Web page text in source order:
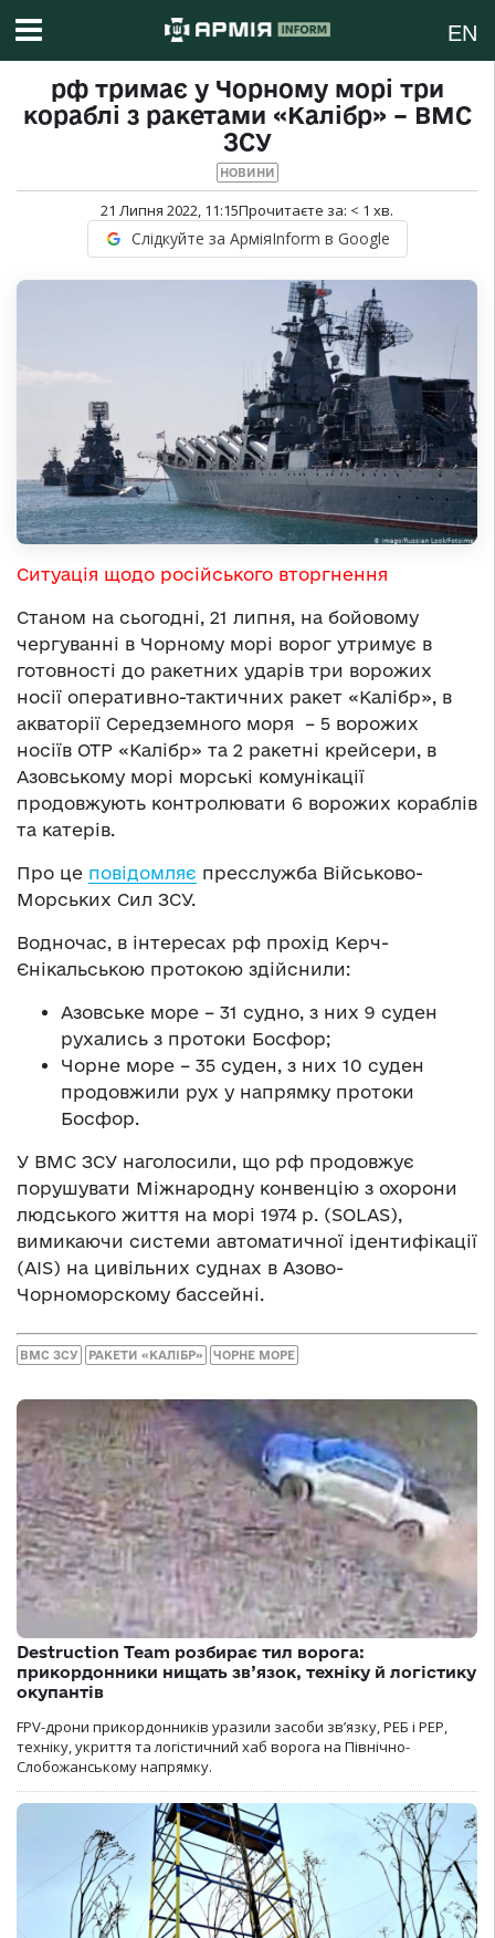
EN
рф тримає у Чорному морі три
кораблі з ракетами «Калібр» – ВМС
ЗСУ
НОВИНИ
21 Липня 2022, 11:15Прочитаєте за: < 1 хв.
Слідкуйте за АрміяInform в Google
Ситуація щодо російського вторгнення
Станом на сьогодні, 21 липня, на бойовому
чергуванні в Чорному морі ворог утримує в
готовності до ракетних ударів три ворожих
носії оперативно-тактичних ракет «Калібр», в
акваторії Середземного моря – 5 ворожих
носіїв ОТР «Калібр» та 2 ракетні крейсери, в
Азовському морі морські комунікації
продовжують контролювати 6 ворожих кораблів
та катерів.
Про це повідомляє пресслужба Військово-
Морських Сил ЗСУ.
Водночас, в інтересах рф прохід Керч-
Єнікальською протокою здійснили:
Азовське море – 31 судно, з них 9 суден
рухались з протоки Босфор;
Чорне море – 35 суден, з них 10 суден
продовжили рух у напрямку протоки
Босфор.
У ВМС ЗСУ наголосили, що рф продовжує
порушувати Міжнародну конвенцію з охорони
людського життя на морі 1974 р. (SOLAS),
вимикаючи системи автоматичної ідентифікації
(AIS) на цивільних суднах в Азово-
Чорноморскому бассейні.
ВМС ЗСУ РАКЕТИ «КАЛІБР» ЧОРНЕ МОРЕ
Destruction Team розбирає тил ворога:
прикордонники нищать зв’язок, техніку й логістику
окупантів
FPV-дрони прикордонників уразили засоби зв’язку, РЕБ і РЕР,
техніку, укриття та логістичний хаб ворога на Північно-
Слобожанському напрямку.